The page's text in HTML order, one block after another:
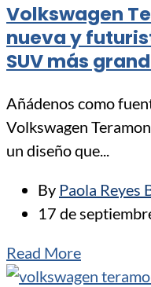
Volkswagen
nueva y
SUV más
Añádenos como
Volkswagen
un diseño que...
By Paola Reyes
17 de
Read More